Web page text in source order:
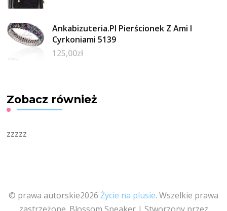
Ankabizuteria.Pl Pierścionek Z Ami I
Cyrkoniami 5139
125,00zł
Zobacz również
zzzzz
© prawa autorskie2026 Życie na plusie. Wszelkie prawa